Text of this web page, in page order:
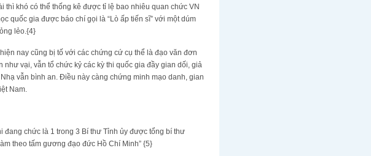
khó có thể thống kê được tỉ lệ bao nhiêu quan chức VN
quốc gia được báo chí gọi là “Lò ấp tiến sĩ” với một dúm
lẻo.{4}
nay cũng bị tố với các chứng cứ cụ thể là đạo văn đơn
vại, vẫn tổ chức kỷ các kỳ thi quốc gia đầy gian dối, giả
vẫn bình an. Điều này càng chứng minh mạo danh, gian
Nam.
chức là 1 trong 3 Bí thư Tỉnh ủy được tổng bí thư
theo tấm gương đạo đức Hồ Chí Minh” {5}